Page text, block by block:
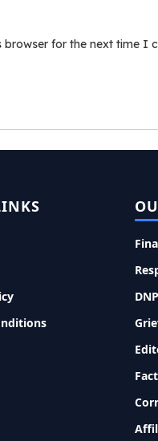
browser for the next time I